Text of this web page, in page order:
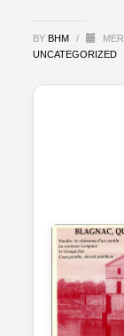
BY BHM /
UNCATEGORIZED